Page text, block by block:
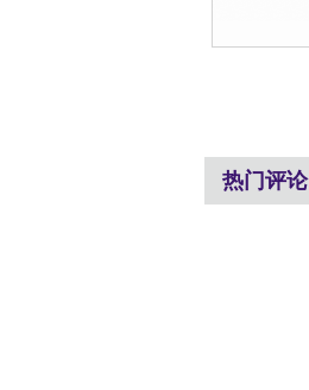
热门评论